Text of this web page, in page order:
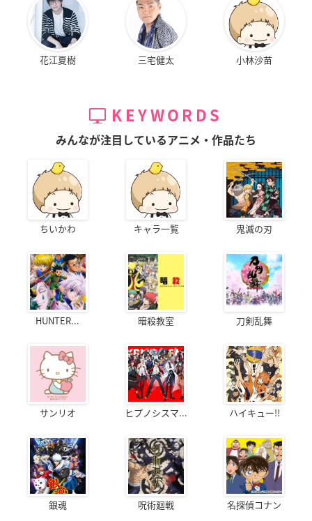
花江夏樹 三宅健太 小林沙苗
KEYWORDS
みんなが注目しているアニメ・作品たち
ちいかわ キャラ一覧 鬼滅の刃
HUNTER... 暗殺教室 刀剣乱舞
サンリオ ヒプノシスマ... ハイキュー!!
銀魂 呪術廻戦 名探偵コナン